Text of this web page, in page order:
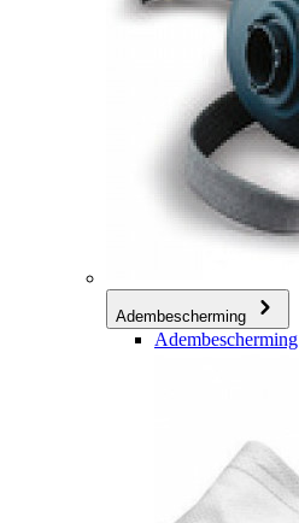
Adembescherming
Adembescherming